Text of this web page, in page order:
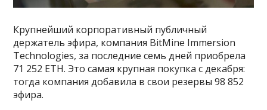
Крупнейший корпоративный публичный
держатель эфира, компания BitMine Immersion
Technologies, за последние семь дней приобрела
71 252 ETH. Это самая крупная покупка с декабря:
тогда компания добавила в свои резервы 98 852
эфира.